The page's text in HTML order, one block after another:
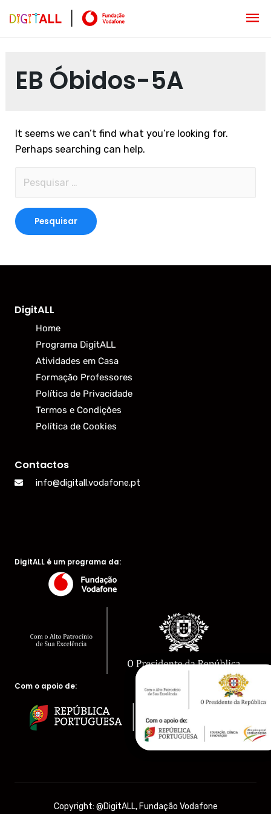
EB Óbidos-5A
It seems we can’t find what you’re looking for.
Perhaps searching can help.
DigitALL
Home
Programa DigitALL
Atividades em Casa
Formação Professores
Política de Privacidade
Termos e Condições
Política de Cookies
Contactos
info@digitall.vodafone.pt
DigitALL é um programa da:
Com o apoio de:
Copyright: @DigitALL, Fundação Vodafone